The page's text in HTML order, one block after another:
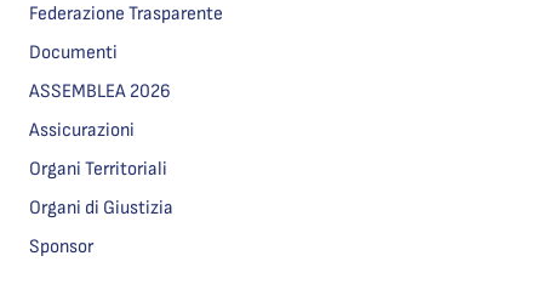
Federazione Trasparente
Documenti
ASSEMBLEA 2026
Assicurazioni
Organi Territoriali
Organi di Giustizia
Sponsor